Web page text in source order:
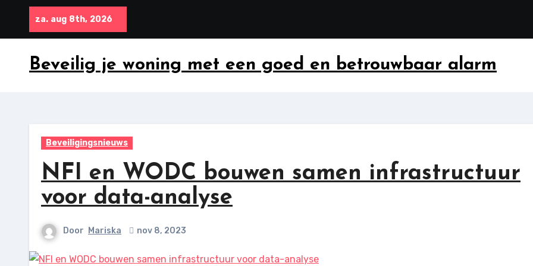
inhoud
za. aug 8th, 2026
Beveilig je woning met een goed en betrouwbaar alarm
Beveiligingsnieuws
NFI en WODC bouwen samen infrastructuur
voor data-analyse
Door Mariska nov 8, 2023